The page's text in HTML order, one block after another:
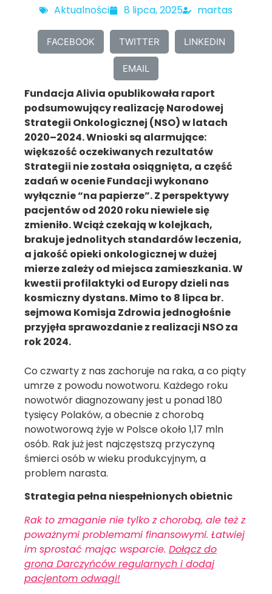
Aktualności 8 lipca, 2025 martas
FACEBOOK TWITTER LINKEDIN
EMAIL
Fundacja Alivia opublikowała raport
podsumowujący realizację Narodowej
Strategii Onkologicznej (NSO) w latach
2020–2024. Wnioski są alarmujące:
większość oczekiwanych rezultatów
Strategii nie została osiągnięta, a część
zadań w ocenie Fundacji wykonano
wyłącznie “na papierze”. Z perspektywy
pacjentów od 2020 roku niewiele się
zmieniło. Wciąż czekają w kolejkach,
brakuje jednolitych standardów leczenia,
a jakość opieki onkologicznej w dużej
mierze zależy od miejsca zamieszkania. W
kwestii profilaktyki od Europy dzieli nas
kosmiczny dystans. Mimo to 8 lipca br.
sejmowa Komisja Zdrowia jednogłośnie
przyjęła sprawozdanie z realizacji NSO za
rok 2024.
Co czwarty z nas zachoruje na raka, a co piąty
umrze z powodu nowotworu. Każdego roku
nowotwór diagnozowany jest u ponad 180
tysięcy Polaków, a obecnie z chorobą
nowotworową żyje w Polsce około 1,17 mln
osób. Rak już jest najczęstszą przyczyną
śmierci osób w wieku produkcyjnym, a
problem narasta.
Strategia pełna niespełnionych obietnic
Rak to zmaganie nie tylko z chorobą, ale też z
poważnymi problemami finansowymi. Łatwiej
im sprostać mając wsparcie. Dołącz do
grona Darczyńców regularnych i dodaj
pacjentom odwagi!